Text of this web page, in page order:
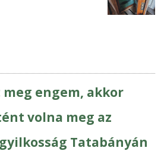
meg engem, akkor
volna meg az
Tatabányán